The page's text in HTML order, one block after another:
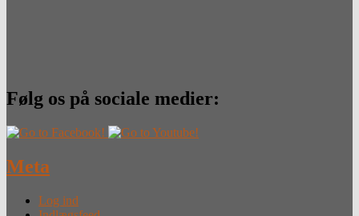
Følg os på sociale medier:
Meta
Log ind